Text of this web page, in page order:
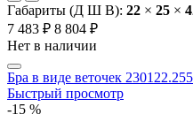
Габариты (Д Ш В): 22 × 25 ×
7 483 ₽ 8 804 ₽
Нет в наличии
Бра в виде веточек
Быстрый просмотр
-15 %